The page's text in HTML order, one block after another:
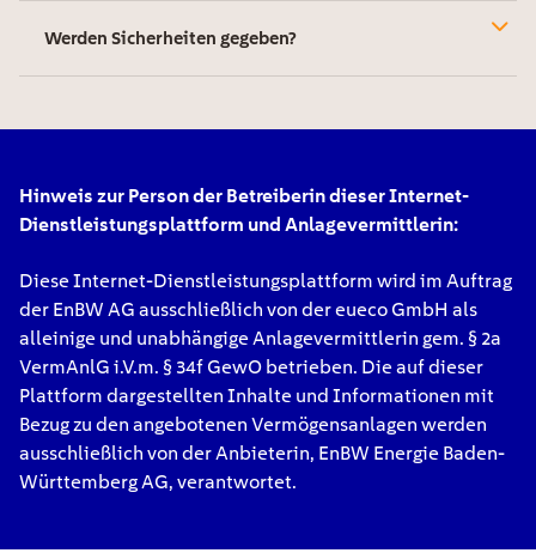
Werden Sicherheiten gegeben?
Hinweis zur Person der Betreiberin dieser Internet-
Dienstleistungsplattform und Anlagevermittlerin:
Diese Internet-Dienstleistungsplattform wird im Auftrag
der EnBW AG ausschließlich von der eueco GmbH als
alleinige und unabhängige Anlagevermittlerin gem. § 2a
VermAnlG i.V.m. § 34f GewO betrieben. Die auf dieser
Plattform dargestellten Inhalte und Informationen mit
Bezug zu den angebotenen Vermögensanlagen werden
ausschließlich von der Anbieterin, EnBW Energie Baden-
Württemberg AG, verantwortet.